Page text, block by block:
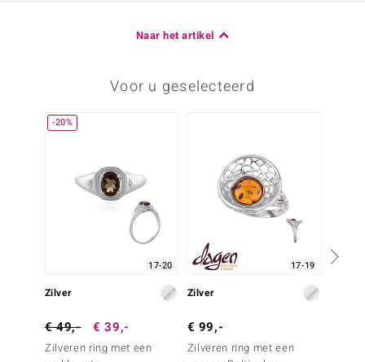
Naar het artikel
Voor u geselecteerd
-20%
17-20
Zilver
€ 49,- € 39,-
Zilveren ring met een
17-19
Zilver
€ 99,-
Zilveren ring met een